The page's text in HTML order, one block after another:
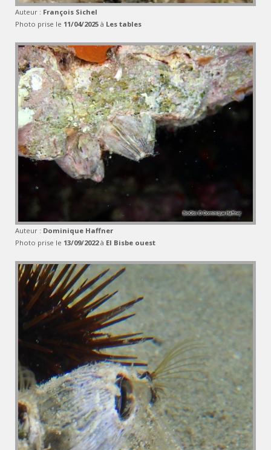
Auteur : François Sichel
Photo prise le 11/04/2025 à Les tables
Auteur : Dominique Haffner
Photo prise le 13/09/2022à El Bisbe ouest